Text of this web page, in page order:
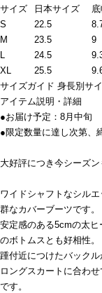
サイズ
日本サイズ
S
22.5
M
23.5 9
L
24.5
XL
25.5
サイズガイド 身長別サ
アイテム説明・詳細
●お届け予定：8月中旬
●限定数量に達し次第、
大好評につき今シーズン
ワイドシャフトなシル
群なカバーブーツです。
安定感のある5cmの太
のボトムスとも好相性。
踵付近につけたバックル
ロングスカートに合わ
です。